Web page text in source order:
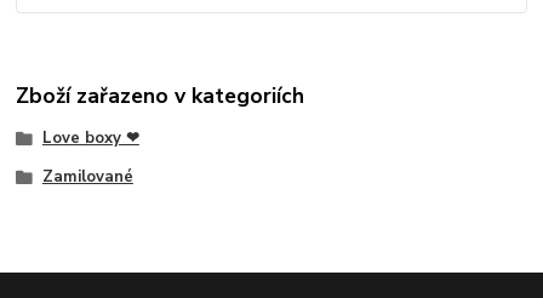
Zboží zařazeno v kategoriích
Love boxy ❤
Zamilované